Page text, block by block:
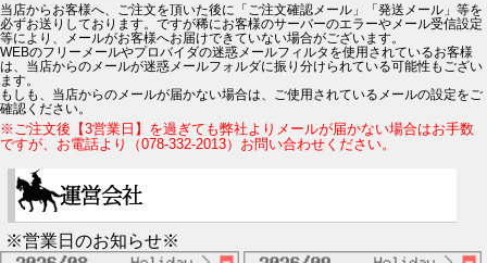
当店からお客様へ、ご注文を頂いた後に「ご注文確認メール」「発送メール」等を
必ずお送りしております。ですが稀にお客様のサーバーのエラーやメール受信設定
等により、メールがお客様へお届けできていない場合がございます。
WEBのフリーメールやプロバイダの迷惑メールフィルタを使用されているお客様
は、当店からのメールが迷惑メールフォルダに振り分けられている可能性もござい
ます。
もしも、当店からのメールが届かない場合は、ご使用されているメールの設定をご
確認ください。
※ご注文後【3営業日】を過ぎても弊社よりメールが届かない場合はお手数
ですが、お電話より（078-332-2013）お問い合わせください。
※営業日のお知らせ※